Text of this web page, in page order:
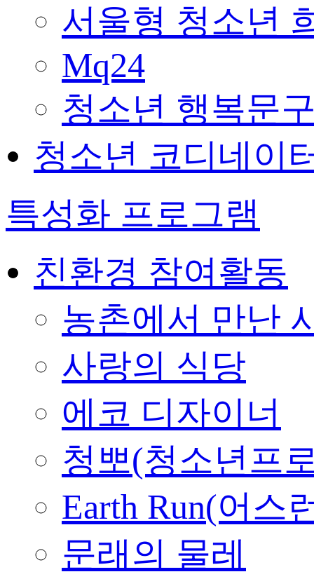
서울형 청소년
Mq24
청소년 행복문
청소년 코디네이
특성화 프로그램
친환경 참여활동
농촌에서 만난
사랑의 식당
에코 디자이너
청뽀(청소년프
Earth Run(어스
문래의 물레